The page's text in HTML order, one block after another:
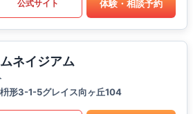
公式サイト 体験・相談予約
ネイジアム
形3-1-5グレイス向ヶ丘104